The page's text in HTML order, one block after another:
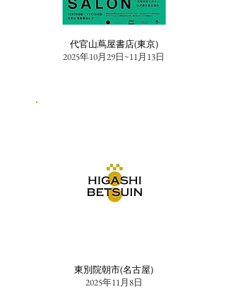
代官山蔦屋書店(東京)
2025年10月29日~11月13日
東別院朝市(名古屋)
2025年11月8日